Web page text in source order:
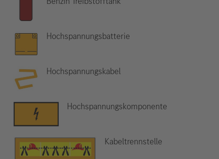
Hochspannungsbatterie
Hochspannungskabel
Hochspannungskomponente
Kabeltrennstelle